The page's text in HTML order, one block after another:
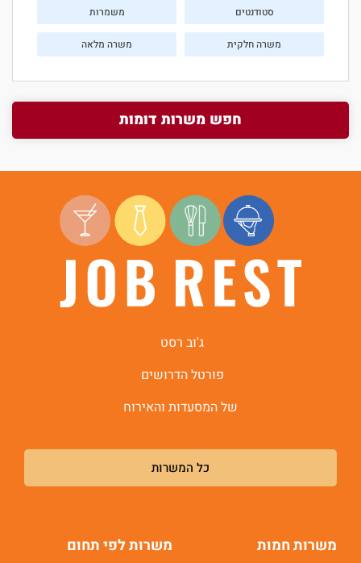
סטודנטים משמרות
משרה חלקית משרה מלאה
חפש משרות דומות
ג'וב רסט
פורטל הדרושים
של המסעדות והאירוח
כל המשרות
משרות חמות משרות לפי תחום